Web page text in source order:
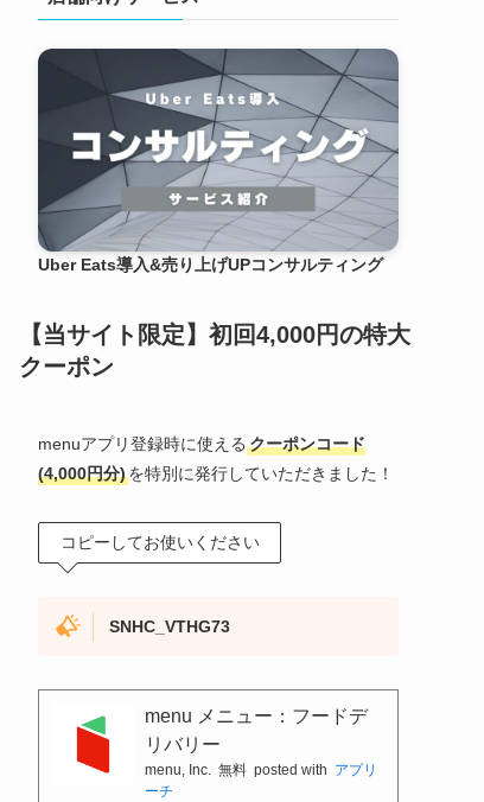
Uber Eats導入&売り上げUPコンサルティング
【当サイト限定】初回4,000円の特大
クーポン
menuアプリ登録時に使える クーポンコード
(4,000円分)を特別に発行していただきました！
コピーしてお使いください
SNHC_VTHG73
menu メニュー：フードデ
リバリー
menu, Inc. 無料 posted with アプリ
ーチ